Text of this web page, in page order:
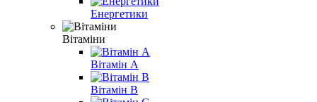
Енергетики
Вітаміни
Вітамін A
Вітамін B